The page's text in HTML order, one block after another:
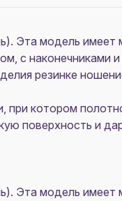
Эта модель
с наконечниками
резинке
котором
поверхность и
Эта модель